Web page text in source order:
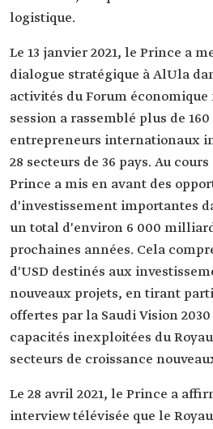
logistique.
Le 13 janvier 2021, le Prince a
dialogue stratégique à AlUla
activités du Forum
session a rassemblé plus de
entrepreneurs internationaux
28 secteurs de 36 pays. Au
Prince a mis en avant des
d'investissement importantes
un total d'environ 6 000
prochaines années. Cela
d'USD destinés aux
nouveaux projets, en tirant
offertes par la Saudi Vision
capacités inexploitées du
secteurs de croissance
Le 28 avril 2021, le Prince a
interview télévisée que le